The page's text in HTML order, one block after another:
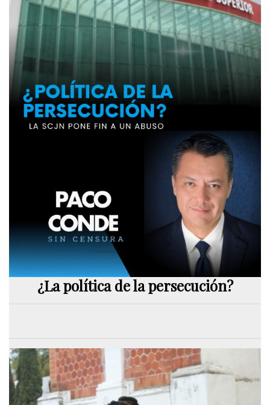
¿La política de la persecución?